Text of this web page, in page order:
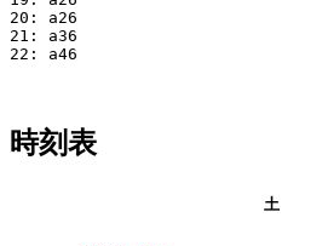
20: a26
21: a36
22: a46
時刻表
土